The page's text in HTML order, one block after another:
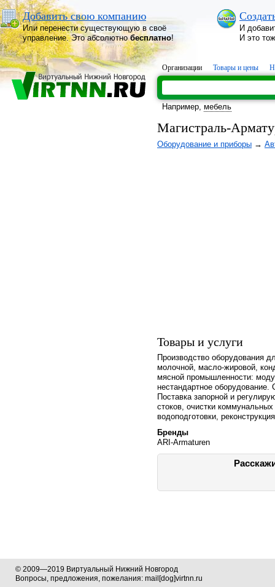
Добавить свою компанию
Или перенести существующую в своё
управление. Это абсолютнобесплатно!
И
И это
Организации Товары и цены
Например, мебель
Магистраль-
Оборудование и приборы →
Товары и услуги
Производство оборудования
молочной, масло-жировой,
мясной промышленности:
нестандартное
Поставка запорной и
стоков, очистки
водоподготовки,
Бренды
ARI-Armaturen
© 2009—2019 Виртуальный Нижний Новгород
Вопросы, предложения, пожелания: mail[dog]virtnn.ru